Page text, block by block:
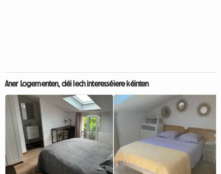
Aner Logementen, déi Iech interesséiere kéinten